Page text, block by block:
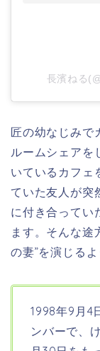
長濱ねる
匠の幼なじみで
ルームシェアを
いているカフェ
ていた友人が突
に付き合ってい
ます。そんな途
の妻”を演じる
1998年9月4
ンバーで、